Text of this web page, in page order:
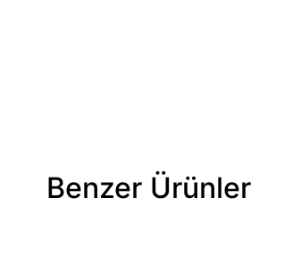
Benzer Ürünler